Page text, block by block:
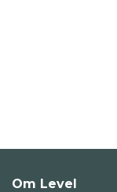
Om Level